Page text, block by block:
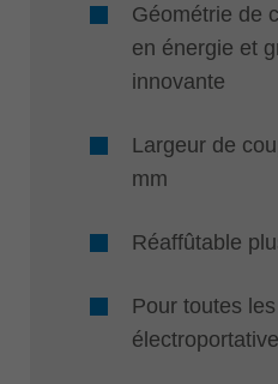
Géométrie de
en énergie et
innovante
Largeur de
mm
Réaffûtable
Pour toutes